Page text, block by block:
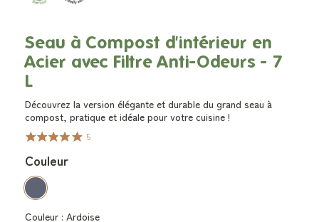
Seau à Compost d'intérieur en
Acier avec Filtre Anti-Odeurs - 7
L
5
Découvrez la version élégante et durable du grand seau à
compost, pratique et idéale pour votre cuisine !
Couleur
Couleur : Ardoise